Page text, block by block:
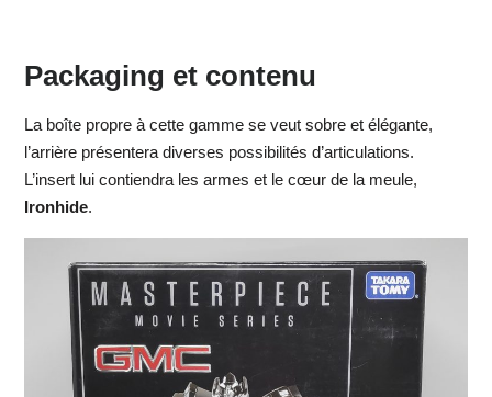
Packaging et contenu
La boîte propre à cette gamme se veut sobre et élégante,
l’arrière présentera diverses possibilités d’articulations.
L’insert lui contiendra les armes et le cœur de la meule,
Ironhide.